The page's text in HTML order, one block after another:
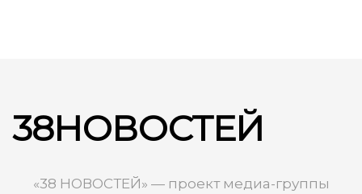
38НОВОСТЕЙ
«38 НОВОСТЕЙ» — проект медиа-группы